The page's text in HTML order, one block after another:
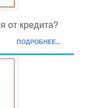
от кредита?
ПОДРОБНЕЕ...